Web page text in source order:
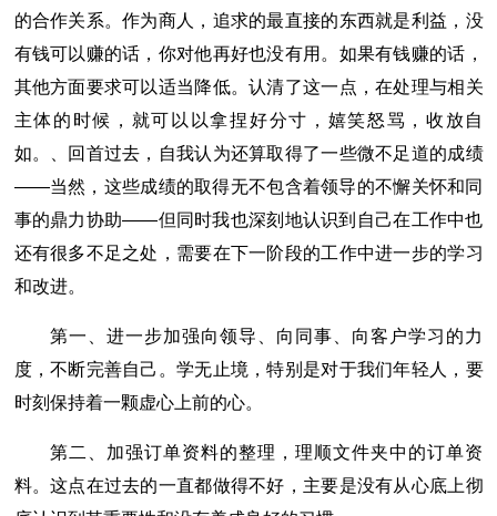
的合作关系。作为商人，追求的最直接的东西就是利益，没
有钱可以赚的话，你对他再好也没有用。如果有钱赚的话，
其他方面要求可以适当降低。认清了这一点，在处理与相关
主体的时候，就可以以拿捏好分寸，嬉笑怒骂，收放自
如。、回首过去，自我认为还算取得了一些微不足道的成绩
――当然，这些成绩的取得无不包含着领导的不懈关怀和同
事的鼎力协助――但同时我也深刻地认识到自己在工作中也
还有很多不足之处，需要在下一阶段的工作中进一步的学习
和改进。
第一、进一步加强向领导、向同事、向客户学习的力
度，不断完善自己。学无止境，特别是对于我们年轻人，要
时刻保持着一颗虚心上前的心。
第二、加强订单资料的整理，理顺文件夹中的订单资
料。这点在过去的一直都做得不好，主要是没有从心底上彻